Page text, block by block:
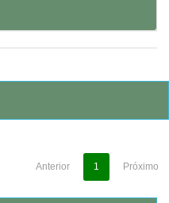
Anterior 1 Próximo